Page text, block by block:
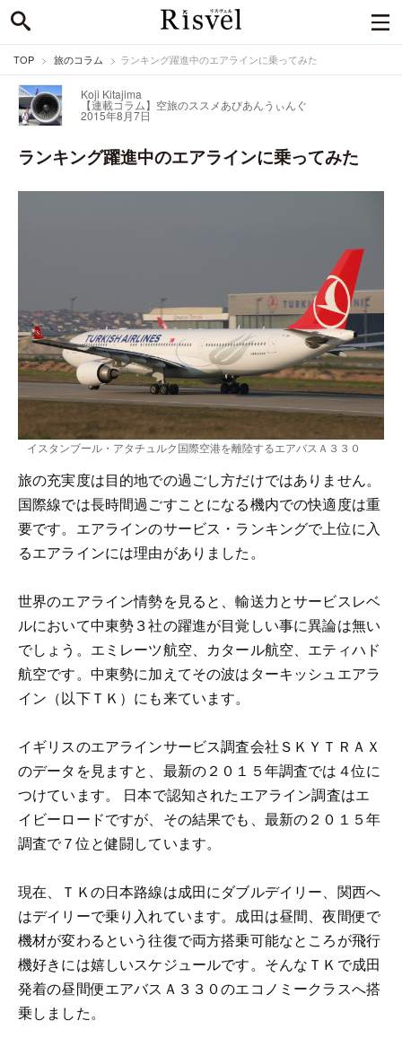
TOP 旅のコラム ランキング躍進中のエアラインに乗ってみた
Koji Kitajima
【連載コラム】空旅のススメあびあんうぃんぐ
2015年8月7日
ランキング躍進中のエアラインに乗ってみた
イスタンブール・アタチュルク国際空港を離陸するエアバスＡ３３０
旅の充実度は目的地での過ごし方だけではありません。
国際線では長時間過ごすことになる機内での快適度は重
要です。エアラインのサービス・ランキングで上位に入
るエアラインには理由がありました。
世界のエアライン情勢を見ると、輸送力とサービスレベ
ルにおいて中東勢３社の躍進が目覚しい事に異論は無い
でしょう。エミレーツ航空、カタール航空、エティハド
航空です。中東勢に加えてその波はターキッシュエアラ
イン（以下ＴＫ）にも来ています。
イギリスのエアラインサービス調査会社ＳＫＹＴＲＡＸ
のデータを見ますと、最新の２０１５年調査では４位に
つけています。 日本で認知されたエアライン調査はエ
イビーロードですが、その結果でも、最新の２０１５年
調査で７位と健闘しています。
現在、ＴＫの日本路線は成田にダブルデイリー、関西へ
はデイリーで乗り入れています。成田は昼間、夜間便で
機材が変わるという往復で両方搭乗可能なところが飛行
機好きには嬉しいスケジュールです。そんなＴＫで成田
発着の昼間便エアバスＡ３３０のエコノミークラスへ搭
乗しました。